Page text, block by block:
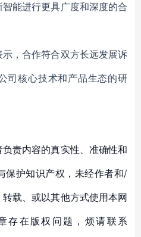
能进行更具广度和深度的合
，合作符合双方长远发展诉
司核心技术和产品生态的研
责内容的真实性、准确性和
保护知识产权，未经作者和/
载、或以其他方式使用本网
存在版权问题，烦请联系